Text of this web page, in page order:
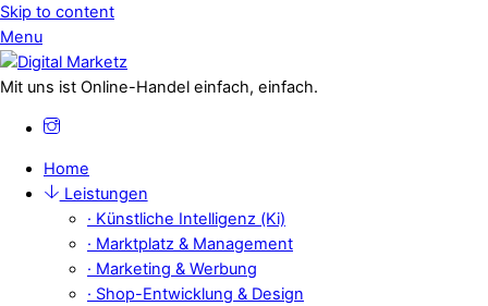
Skip to content
Menu
Mit uns ist Online-Handel einfach, einfach.
Home
Leistungen
· Künstliche Intelligenz (Ki)
· Marktplatz & Management
· Marketing & Werbung
· Shop-Entwicklung & Design